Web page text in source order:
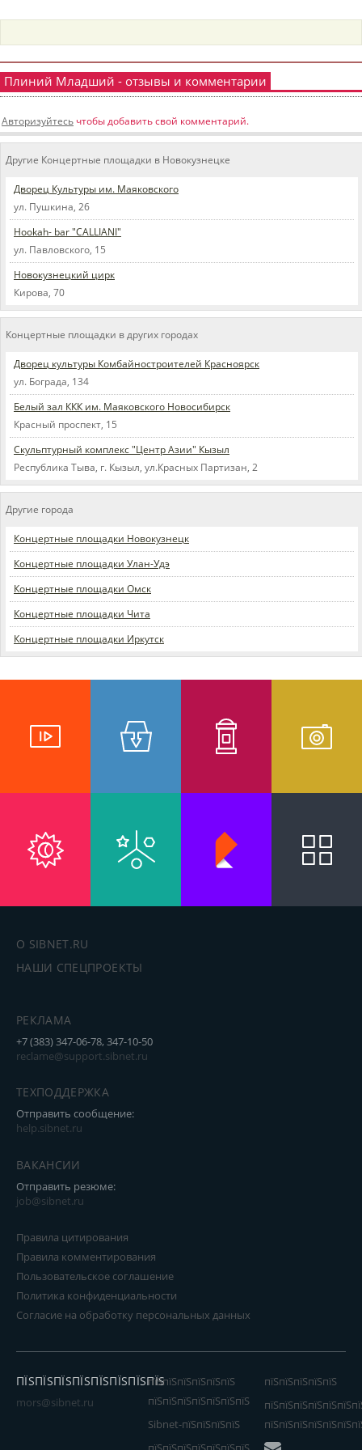
пїЅпїЅпїЅ
пїЅпїЅпїЅ
пїЅпїЅпїЅпїЅпїЅпїЅпїЅпїЅпїЅ
пїЅпїЅпїЅ пїЅпїЅпїЅпїЅпїЅ
пїЅпїЅпїЅ пїЅпїЅпїЅпїЅпїЅпїЅ
пїЅпїЅпїЅпїЅпїЅ
пїЅпїЅпїЅпїЅпїЅпїЅпїЅпїЅпїЅпїЅ
пїЅпїЅпїЅпїЅпїЅпїЅпїЅпїЅпїЅпїЅ
Плиний Младший - отзывы и комментарии
Авторизуйтесь чтобы добавить свой комментарий.
Другие Концертные площадки в Новокузнецке
Дворец Культуры им. Маяковского
ул. Пушкина, 26
Hookah- bar "CALLIANI"
ул. Павловского, 15
Новокузнецкий цирк
Кирова, 70
Концертные площадки в других городах
Дворец культуры Комбайностроителей Красноярск
ул. Бограда, 134
Белый зал ККК им. Маяковского Новосибирск
Красный проспект, 15
Скульптурный комплекс "Центр Азии" Кызыл
Республика Тыва, г. Кызыл, ул.Красных Партизан, 2
Другие города
Концертные площадки Новокузнецк
Концертные площадки Улан-Удэ
Концертные площадки Омск
Концертные площадки Чита
Концертные площадки Иркутск
О SIBNET.RU
НАШИ СПЕЦПРОЕКТЫ
РЕКЛАМА
+7 (383) 347-06-78, 347-10-50
reclame@support.sibnet.ru
ТЕХПОДДЕРЖКА
Отправить сообщение:
help.sibnet.ru
ВАКАНСИИ
Отправить резюме:
job@sibnet.ru
Правила цитирования
Правила комментирования
Пользовательское соглашение
Политика конфиденциальности
Согласие на обработку персональных данных
ПЇЅПЇЅПЇЅПЇЅПЇЅПЇЅПЇЅПЇЅ
mors@sibnet.ru
пїЅпїЅпїЅпїЅпїЅпїЅ
пїЅпїЅпїЅпїЅпїЅпїЅпїЅ
Sibnet-пїЅпїЅпїЅпїЅ
пїЅпїЅпїЅпїЅпїЅ